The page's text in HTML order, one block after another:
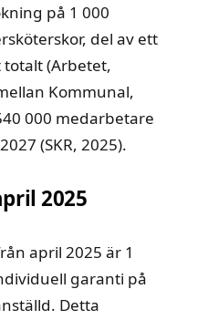
på 1 000
del av ett
(Arbetet,
Kommunal,
000 medarbetare
(SKR, 2025).
2025
april 2025 är 1
garanti på
Detta